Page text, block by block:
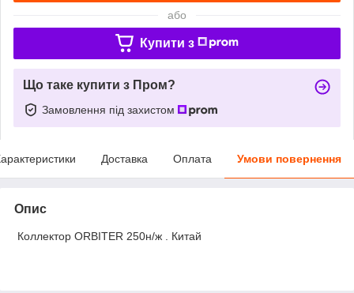
або
Купити з
Що таке купити з Пром?
Замовлення під захистом
Доставка Оплата Умови повернення
Опис
Коллектор ORBITER 250н/ж . Китай